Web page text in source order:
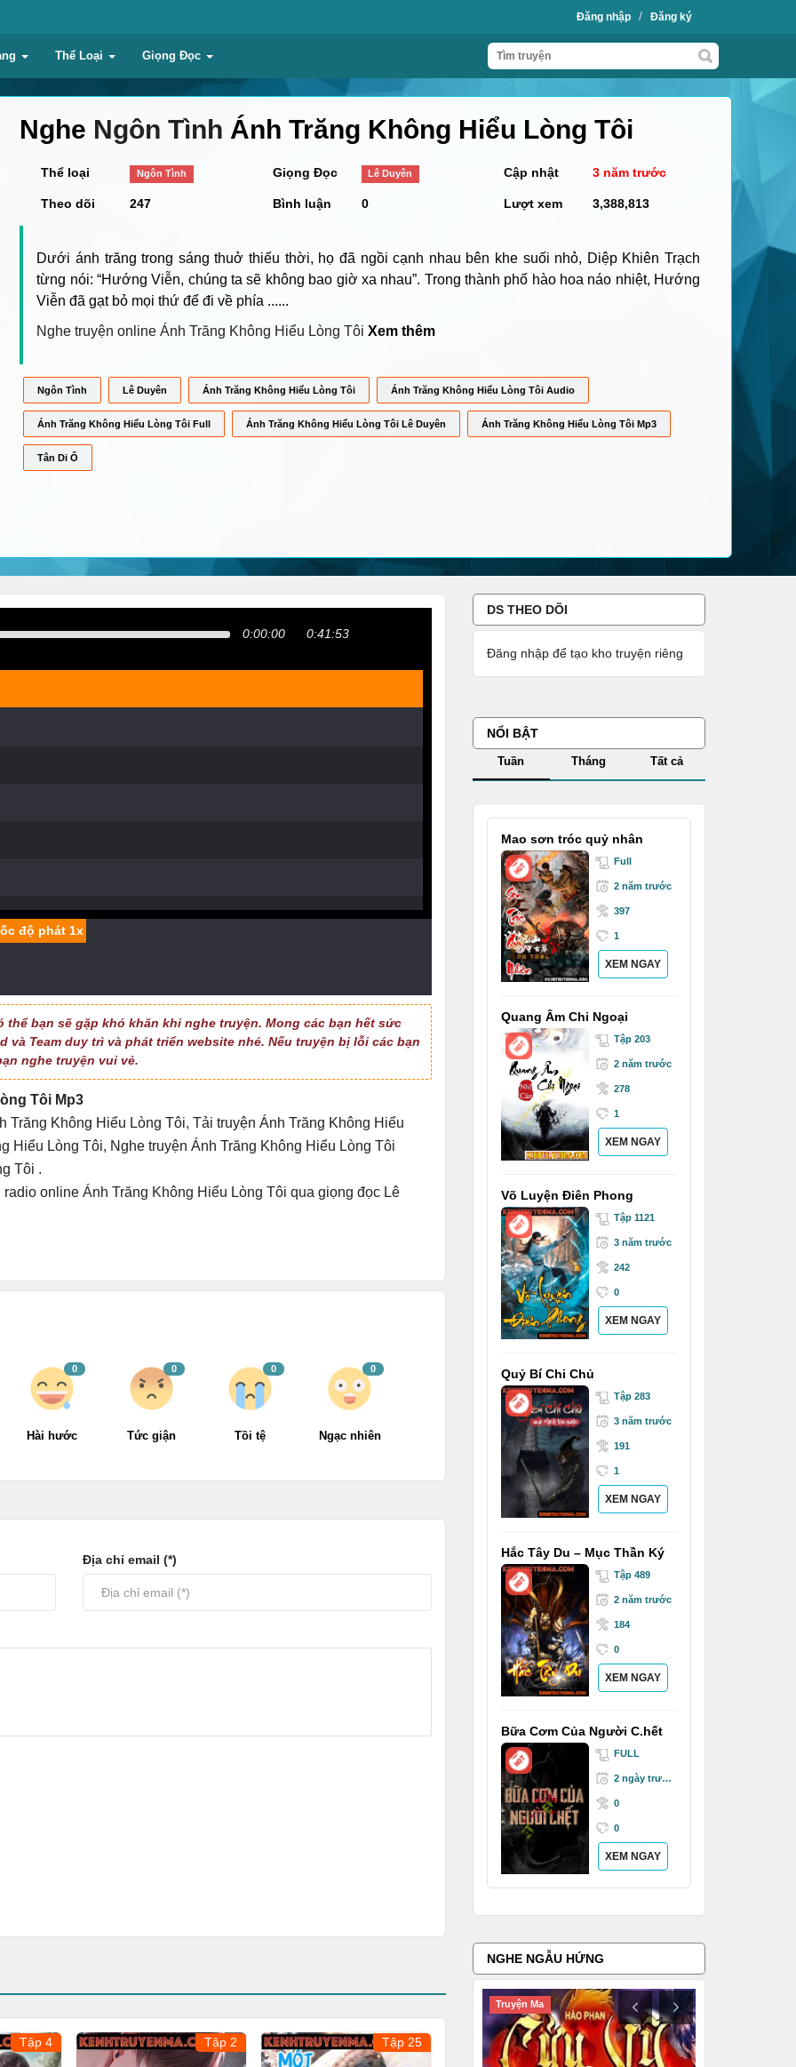
Đăng nhập / Đăng ký
Thể Loại Giọng Đọc
Nghe Ngôn Tình Ánh Trăng Không Hiểu Lòng Tôi
Thể loại Ngôn Tình Giọng Đọc Lê Duyên Cập nhật 3 năm trước
Theo dõi 247 Bình luận 0 Lượt xem 3,388,813
Dưới ánh trăng trong sáng thuở thiếu thời, họ đã ngồi cạnh nhau bên khe suối nhỏ, Diệp Khiên Trạch
từng nói: “Hướng Viễn, chúng ta sẽ không bao giờ xa nhau”. Trong thành phố hào hoa náo nhiệt, Hướng
Viễn đã gạt bỏ mọi thứ để đi về phía ......
Nghe truyện online Ánh Trăng Không Hiểu Lòng Tôi Xem thêm
Ngôn Tình Lê Duyên Ánh Trăng Không Hiểu Lòng Tôi Ánh Trăng Không Hiểu Lòng Tôi Audio
Ánh Trăng Không Hiểu Lòng Tôi Full Ánh Trăng Không Hiểu Lòng Tôi Lê Duyên Ánh Trăng Không Hiểu Lòng Tôi Mp3
Tân Di Ổ
0:00:00 0:41:53
thể bạn sẽ gặp khó khăn khi nghe truyện. Mong các bạn hết sức
Team duy trì và phát triển website nhé. Nếu truyện bị lỗi các bạn
nghe truyện vui vẻ.
Tôi Mp3
Trăng Không Hiểu Lòng Tôi, Tải truyện Ánh Trăng Không Hiểu
Hiểu Lòng Tôi, Nghe truyện Ánh Trăng Không Hiểu Lòng Tôi
Tôi .
radio online Ánh Trăng Không Hiểu Lòng Tôi qua giọng đọc Lê
0
Hài hước
0
Tức giận
0
Tồi tệ
0
Ngạc nhiên
Địa chỉ email (*)
Tập 4 Tập 2 Tập 25
DS THEO DÕI
Đăng nhập để tạo kho truyện riêng
NỔI BẬT
Tuần Tháng Tất cả
Mao sơn tróc quỷ nhân
Full
2 năm trước
397
1
XEM NGAY
Quang Âm Chi Ngoại
Tập 203
2 năm trước
278
1
XEM NGAY
Võ Luyện Điên Phong
Tập 1121
3 năm trước
242
0
XEM NGAY
Quỷ Bí Chi Chủ
Tập 283
3 năm trước
191
1
XEM NGAY
Hắc Tây Du – Mục Thần Ký
Tập 489
2 năm trước
184
0
XEM NGAY
Bữa Cơm Của Người C.hết
FULL
2 ngày trước
0
0
XEM NGAY
NGHE NGẪU HỨNG
Truyện Ma